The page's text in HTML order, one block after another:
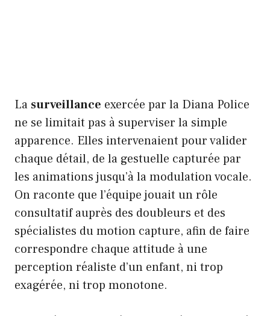
La surveillance exercée par la Diana Police
ne se limitait pas à superviser la simple
apparence. Elles intervenaient pour valider
chaque détail, de la gestuelle capturée par
les animations jusqu’à la modulation vocale.
On raconte que l’équipe jouait un rôle
consultatif auprès des doubleurs et des
spécialistes du motion capture, afin de faire
correspondre chaque attitude à une
perception réaliste d’un enfant, ni trop
exagérée, ni trop monotone.